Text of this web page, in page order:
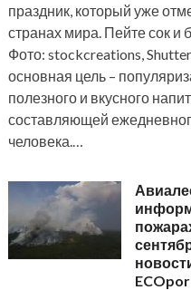
праздник, который уже
странах мира. Пейте сок и
Фото: stockcreations,
основная цель –
полезного и вкусного
составляющей
человека.…